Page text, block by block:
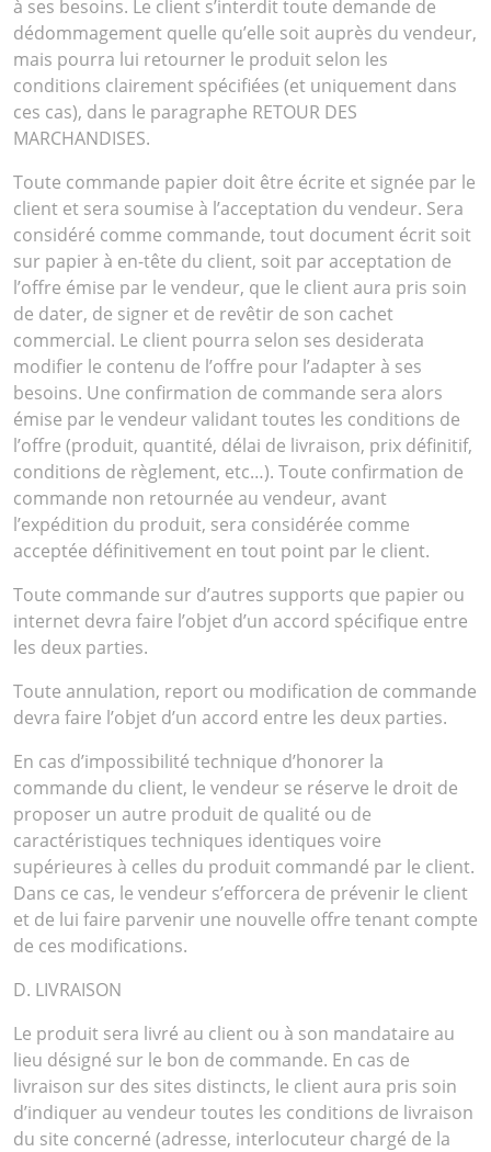
à ses besoins. Le client s’interdit toute demande de
dédommagement quelle qu’elle soit auprès du vendeur,
mais pourra lui retourner le produit selon les
conditions clairement spécifiées (et uniquement dans
ces cas), dans le paragraphe RETOUR DES
MARCHANDISES.
Toute commande papier doit être écrite et signée par le
client et sera soumise à l’acceptation du vendeur. Sera
considéré comme commande, tout document écrit soit
sur papier à en-tête du client, soit par acceptation de
l’offre émise par le vendeur, que le client aura pris soin
de dater, de signer et de revêtir de son cachet
commercial. Le client pourra selon ses desiderata
modifier le contenu de l’offre pour l’adapter à ses
besoins. Une confirmation de commande sera alors
émise par le vendeur validant toutes les conditions de
l’offre (produit, quantité, délai de livraison, prix définitif,
conditions de règlement, etc…). Toute confirmation de
commande non retournée au vendeur, avant
l’expédition du produit, sera considérée comme
acceptée définitivement en tout point par le client.
Toute commande sur d’autres supports que papier ou
internet devra faire l’objet d’un accord spécifique entre
les deux parties.
Toute annulation, report ou modification de commande
devra faire l’objet d’un accord entre les deux parties.
En cas d’impossibilité technique d’honorer la
commande du client, le vendeur se réserve le droit de
proposer un autre produit de qualité ou de
caractéristiques techniques identiques voire
supérieures à celles du produit commandé par le client.
Dans ce cas, le vendeur s’efforcera de prévenir le client
et de lui faire parvenir une nouvelle offre tenant compte
de ces modifications.
D. LIVRAISON
Le produit sera livré au client ou à son mandataire au
lieu désigné sur le bon de commande. En cas de
livraison sur des sites distincts, le client aura pris soin
d’indiquer au vendeur toutes les conditions de livraison
du site concerné (adresse, interlocuteur chargé de la